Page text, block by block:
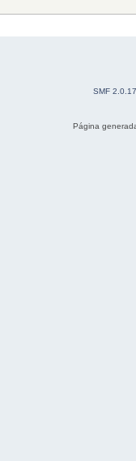
SMF 2.0.17
Página